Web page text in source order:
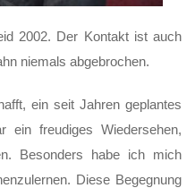
2002. Der Kontakt ist auch
niemals abgebrochen.
ein seit Jahren geplantes
ein freudiges Wiedersehen,
Besonders habe ich mich
Diese Begegnung